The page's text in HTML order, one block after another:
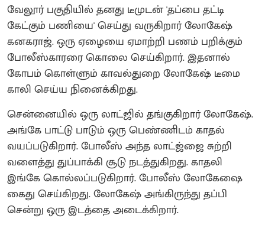
வேலூர் பகுதியில் தனது டீமுடன் 'தப்பை தட்டி
கேட்கும் பணியை' செய்து வருகிறார் லோகேஷ்
கனகராஜ். ஒரு ஏழையை ஏமாற்றி பணம் பறிக்கும்
போலீஸ்காரரை கொலை செய்கிறார். இதனால்
கோபம் கொள்ளும் காவல்துறை லோகேஷ் டீமை
காலி செய்ய நினைக்கிறது.
சென்னையில் ஒரு லாட்ஜில் தங்குகிறார் லோகேஷ்.
அங்கே பாட்டு பாடும் ஒரு பெண்ணிடம் காதல்
வயப்படுகிறார். போலீஸ் அந்த லாட்ஜ்ஜை சுற்றி
வளைத்து துப்பாக்கி சூடு நடத்துகிறது. காதலி
இங்கே கொல்லப்படுகிறார். போலீஸ் லோகேஷை
கைது செய்கிறது. லோகேஷ் அங்கிருந்து தப்பி
சென்று ஒரு இடத்தை அடைக்கிறார்.